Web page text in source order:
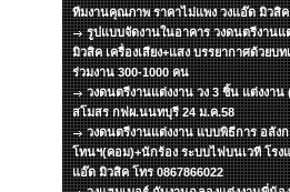
ทีมงานคุณภาพ ราคาไม่แพง วงแอ๊ด มิวสิค
รูปแบบจัดงานในอาคาร วงดนตรีงานแ
มิวสิค เครื่องเสียง+แสง บรรยากาศด้วยบ
ร่วมงาน 300-1000 คน
วงดนตรีงานแต่งงาน วง 3 ชิ้น แต่งงาน
สโมสร กฟผ.นนทบุรี 24 ม.ค.58
วงดนตรีงานแต่งงาน แบบพิธีการ อลัง
โทนฯ(คอม)+นักร้อง ระบบไฟบนเวที โรง
แอ๊ด มิวสิค โทร 0867866022